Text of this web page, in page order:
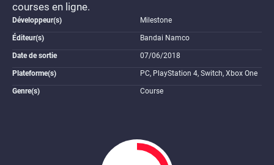
courses en ligne.
Développeur(s) Milestone
Éditeur(s) Bandai Namco
Date de sortie 07/06/2018
Plateforme(s) PC, PlayStation 4, Switch, Xbox One
Genre(s) Course